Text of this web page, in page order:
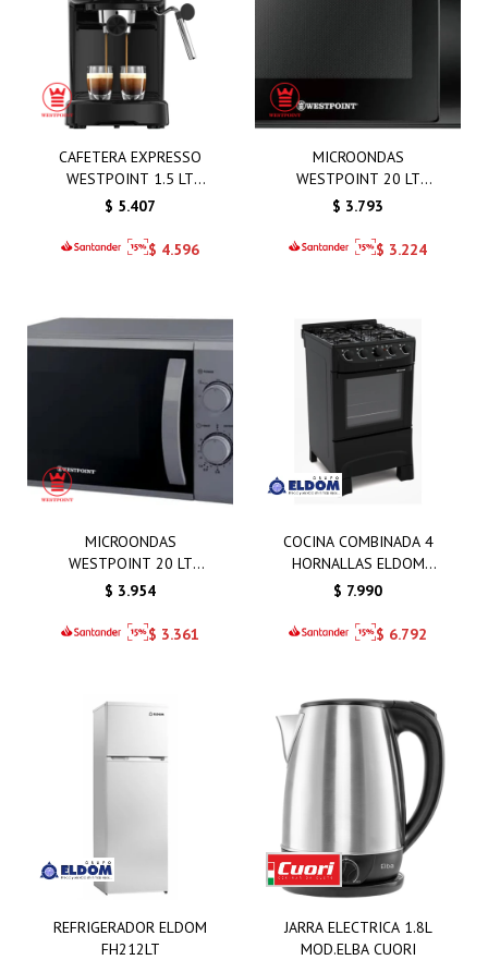
CAFETERA EXPRESSO
WESTPOINT 1.5 LT
1100W
$ 5.407
$ 4.596
MICROONDAS
WESTPOINT 20 LT
MANUAL NEGRO
$ 3.793
$ 3.224
MICROONDAS
WESTPOINT 20 LT
MANUAL GRIS
$ 3.954
$ 3.361
COCINA COMBINADA 4
HORNALLAS ELDOM
BONN NEGRA
$ 7.990
$ 6.792
REFRIGERADOR ELDOM
FH212LT
JARRA ELECTRICA 1.8L
MOD.ELBA CUORI